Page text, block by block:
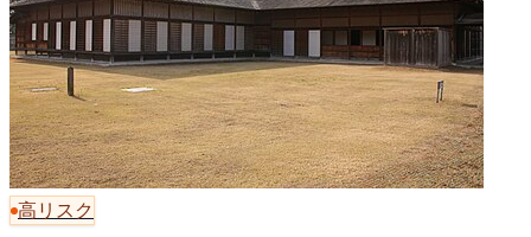
高リスク